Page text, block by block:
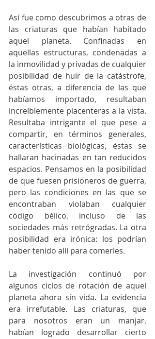
Así fue como descubrimos a otras de
las criaturas que habían habitado
aquel planeta. Confinadas en
aquellas estructuras, condenadas a
la inmovilidad y privadas de cualquier
posibilidad de huir de la catástrofe,
éstas otras, a diferencia de las que
habíamos importado, resultaban
increíblemente placenteras a la vista.
Resultaba intrigante el que pese a
compartir, en términos generales,
características biológicas, éstas se
hallaran hacinadas en tan reducidos
espacios. Pensamos en la posibilidad
de que fuesen prisioneros de guerra,
pero las condiciones en las que se
encontraban violaban cualquier
código bélico, incluso de las
sociedades más retrógradas. La otra
posibilidad era irónica: los podrían
haber tenido allí para comerles.
La investigación continuó por
algunos ciclos de rotación de aquel
planeta ahora sin vida. La evidencia
era irrefutable. Las criaturas, que
para nosotros eran un manjar,
habían logrado desarrollar cierto